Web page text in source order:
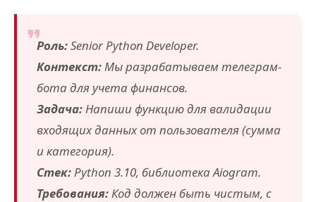
Роль:Senior Python Developer.
Контекст:Мы разрабатываем телеграм-
бота для учета финансов.
Задача:Напиши функцию для валидации
входящих данных от пользователя (сумма
и категория).
Стек:Python 3.10, библиотека Aiogram.
Требования:Код должен быть чистым, с